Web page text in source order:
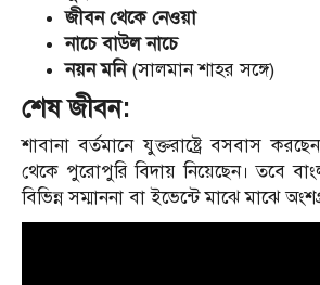
জীবন থেকে নেওয়া
নাচে বাউল নাচে
নয়ন মনি(সালমান শাহর সঙ্গে)
শেষ জীবন:
শাবানা বর্তমানে যুক্তরাষ্ট্রে বসবাস
থেকে পুরোপুরি বিদায় নিয়েছেন। তবে
বিভিন্ন সম্মাননা বা ইভেন্টে মাঝে মাঝে